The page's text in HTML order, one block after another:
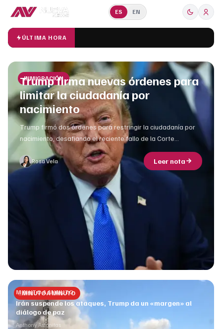
ES EN
ÚLTIMA HORA
MINUTO A MINUTO
MINUTO A MINUTO
Irán suspende los ataques, Trump da un «margen» al
diálogo de paz
Anthony Astonitas
INMIGRACIÓN
Trump firma nuevas órdenes para
limitar la ciudadanía por
nacimiento
Trump firmó dos órdenes para restringir la ciudadanía por
nacimiento, desafiando el reciente fallo de la Corte
Suprema que protegió este derecho constitucional.
Rosa Vela Leer nota